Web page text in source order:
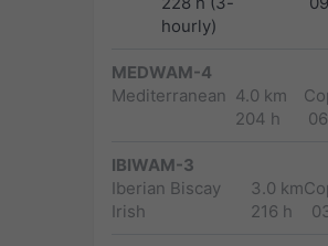
hourly)
MEDWAM-4
Mediterranean 4.0 km
204 h
IBIWAM-3
Iberian Biscay
Irish
3.0 km
216 h